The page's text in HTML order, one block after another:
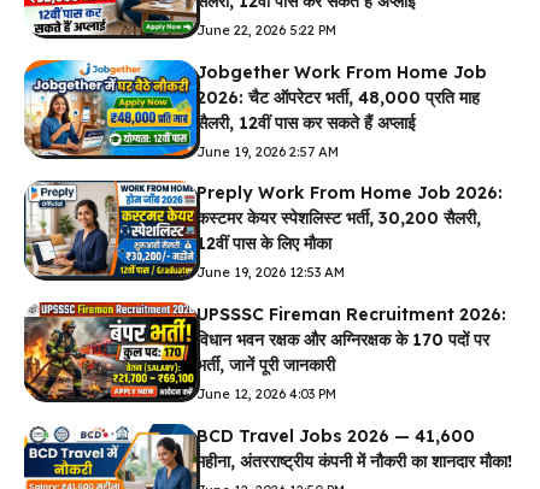
June 22, 2026 5:22 PM
Jobgether Work From Home Job
2026: चैट ऑपरेटर भर्ती, ₹48,000 प्रति माह
सैलरी, 12वीं पास कर सकते हैं अप्लाई
June 19, 2026 2:57 AM
Preply Work From Home Job 2026:
कस्टमर केयर स्पेशलिस्ट भर्ती, ₹30,200 सैलरी,
12वीं पास के लिए मौका
June 19, 2026 12:53 AM
UPSSSC Fireman Recruitment 2026:
विधान भवन रक्षक और अग्निरक्षक के 170 पदों पर
भर्ती, जानें पूरी जानकारी
June 12, 2026 4:03 PM
BCD Travel Jobs 2026 — ₹41,600
महीना, अंतरराष्ट्रीय कंपनी में नौकरी का शानदार मौका!